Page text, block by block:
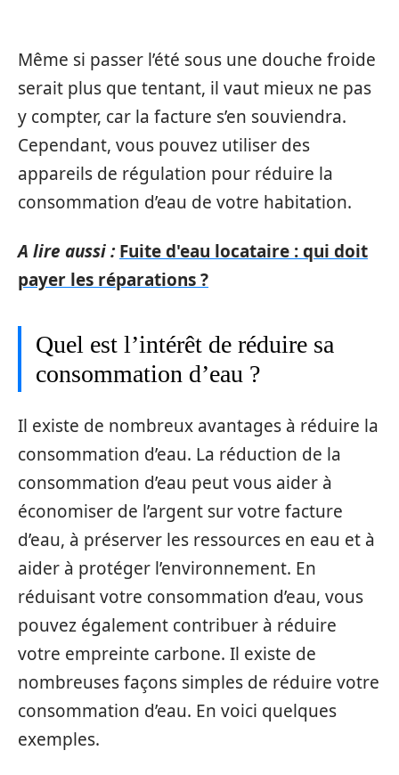
Même si passer l’été sous une douche froide
serait plus que tentant, il vaut mieux ne pas
y compter, car la facture s’en souviendra.
Cependant, vous pouvez utiliser des
appareils de régulation pour réduire la
consommation d’eau de votre habitation.
A lire aussi : Fuite d'eau locataire : qui doit
payer les réparations ?
Quel est l’intérêt de réduire sa
consommation d’eau ?
Il existe de nombreux avantages à réduire la
consommation d’eau. La réduction de la
consommation d’eau peut vous aider à
économiser de l’argent sur votre facture
d’eau, à préserver les ressources en eau et à
aider à protéger l’environnement. En
réduisant votre consommation d’eau, vous
pouvez également contribuer à réduire
votre empreinte carbone. Il existe de
nombreuses façons simples de réduire votre
consommation d’eau. En voici quelques
exemples.